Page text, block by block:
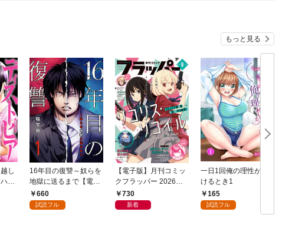
もっと見る
し
ウ
16年目の復讐～奴らを
地獄に送るまで【電子
単行本版】１
660
試読フル
【電子版】月刊コミッ
クフラッパー 2026年9
月号730
新着
一日1回俺の理性が負
けるとき1
165
試読フル